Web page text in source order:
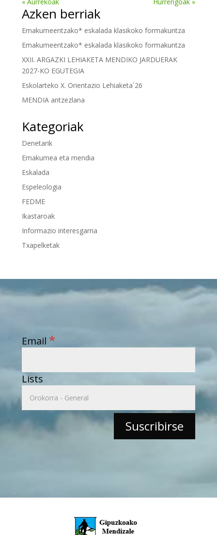
Azken berriak
Emakumeentzako* eskalada klasikoko formakuntza
Emakumeentzako* eskalada klasikoko formakuntza
XXII. ARGAZKI LEHIAKETA MENDIKO JARDUERAK
2027-KO EGUTEGIA
Eskolarteko X. Orientazio Lehiaketa´26
MENDIA antzezlana
Kategoriak
Denetarik
Emakumea eta mendia
Eskalada
Espeleologia
FEDME
Ikastaroak
Informazio interesgarria
Txapelketak
Email *
Lists